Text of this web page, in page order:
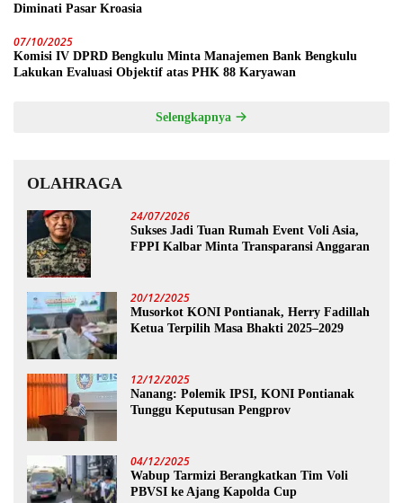
Diminati Pasar Kroasia
07/10/2025
Komisi IV DPRD Bengkulu Minta Manajemen Bank Bengkulu
Lakukan Evaluasi Objektif atas PHK 88 Karyawan
Selengkapnya
OLAHRAGA
24/07/2026
Sukses Jadi Tuan Rumah Event Voli Asia,
FPPI Kalbar Minta Transparansi Anggaran
20/12/2025
Musorkot KONI Pontianak, Herry Fadillah
Ketua Terpilih Masa Bhakti 2025–2029
12/12/2025
Nanang: Polemik IPSI, KONI Pontianak
Tunggu Keputusan Pengprov
04/12/2025
Wabup Tarmizi Berangkatkan Tim Voli
PBVSI ke Ajang Kapolda Cup